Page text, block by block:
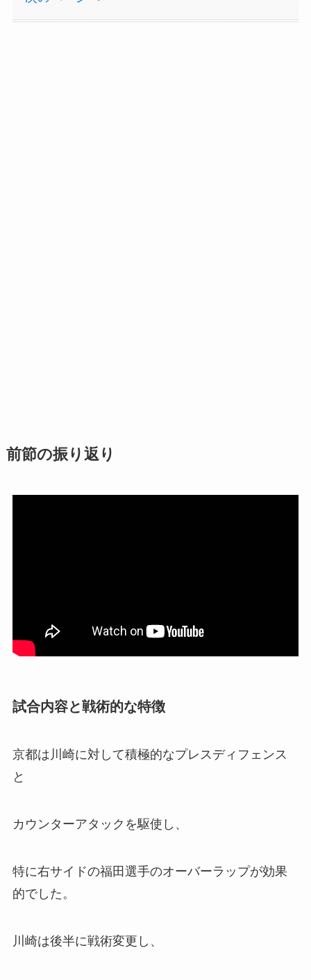
前節の振り返り
試合内容と戦術的な特徴
京都は川崎に対して積極的なプレスディフェンス
と
カウンターアタックを駆使し、
特に右サイドの福田選手のオーバーラップが効果
的でした。
川崎は後半に戦術変更し、